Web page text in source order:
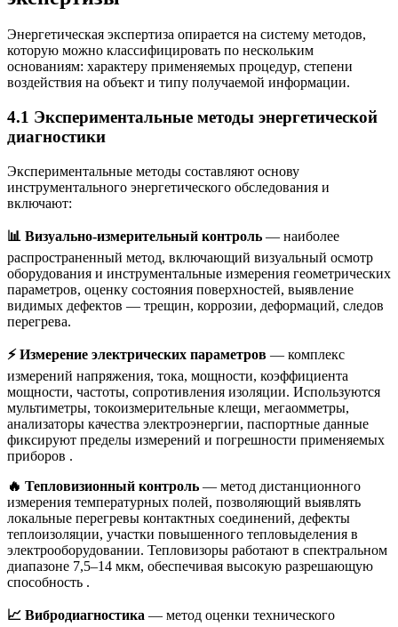
Энергетическая экспертиза опирается на систему методов,
которую можно классифицировать по нескольким
основаниям: характеру применяемых процедур, степени
воздействия на объект и типу получаемой информации.
4.1 Экспериментальные методы энергетической
диагностики
Экспериментальные методы составляют основу
инструментального энергетического обследования и
включают:
📊 Визуально-измерительный контроль — наиболее
распространенный метод, включающий визуальный осмотр
оборудования и инструментальные измерения геометрических
параметров, оценку состояния поверхностей, выявление
видимых дефектов — трещин, коррозии, деформаций, следов
перегрева.
⚡ Измерение электрических параметров — комплекс
измерений напряжения, тока, мощности, коэффициента
мощности, частоты, сопротивления изоляции. Используются
мультиметры, токоизмерительные клещи, мегаомметры,
анализаторы качества электроэнергии, паспортные данные
фиксируют пределы измерений и погрешности применяемых
приборов .
🔥 Тепловизионный контроль — метод дистанционного
измерения температурных полей, позволяющий выявлять
локальные перегревы контактных соединений, дефекты
теплоизоляции, участки повышенного тепловыделения в
электрооборудовании. Тепловизоры работают в спектральном
диапазоне 7,5–14 мкм, обеспечивая высокую разрешающую
способность .
📈 Вибродиагностика — метод оценки технического